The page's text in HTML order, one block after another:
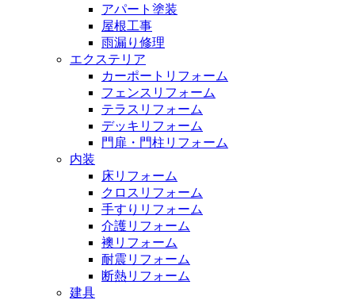
アパート塗装
屋根工事
雨漏り修理
エクステリア
カーポートリフォーム
フェンスリフォーム
テラスリフォーム
デッキリフォーム
門扉・門柱リフォーム
内装
床リフォーム
クロスリフォーム
手すりリフォーム
介護リフォーム
襖リフォーム
耐震リフォーム
断熱リフォーム
建具